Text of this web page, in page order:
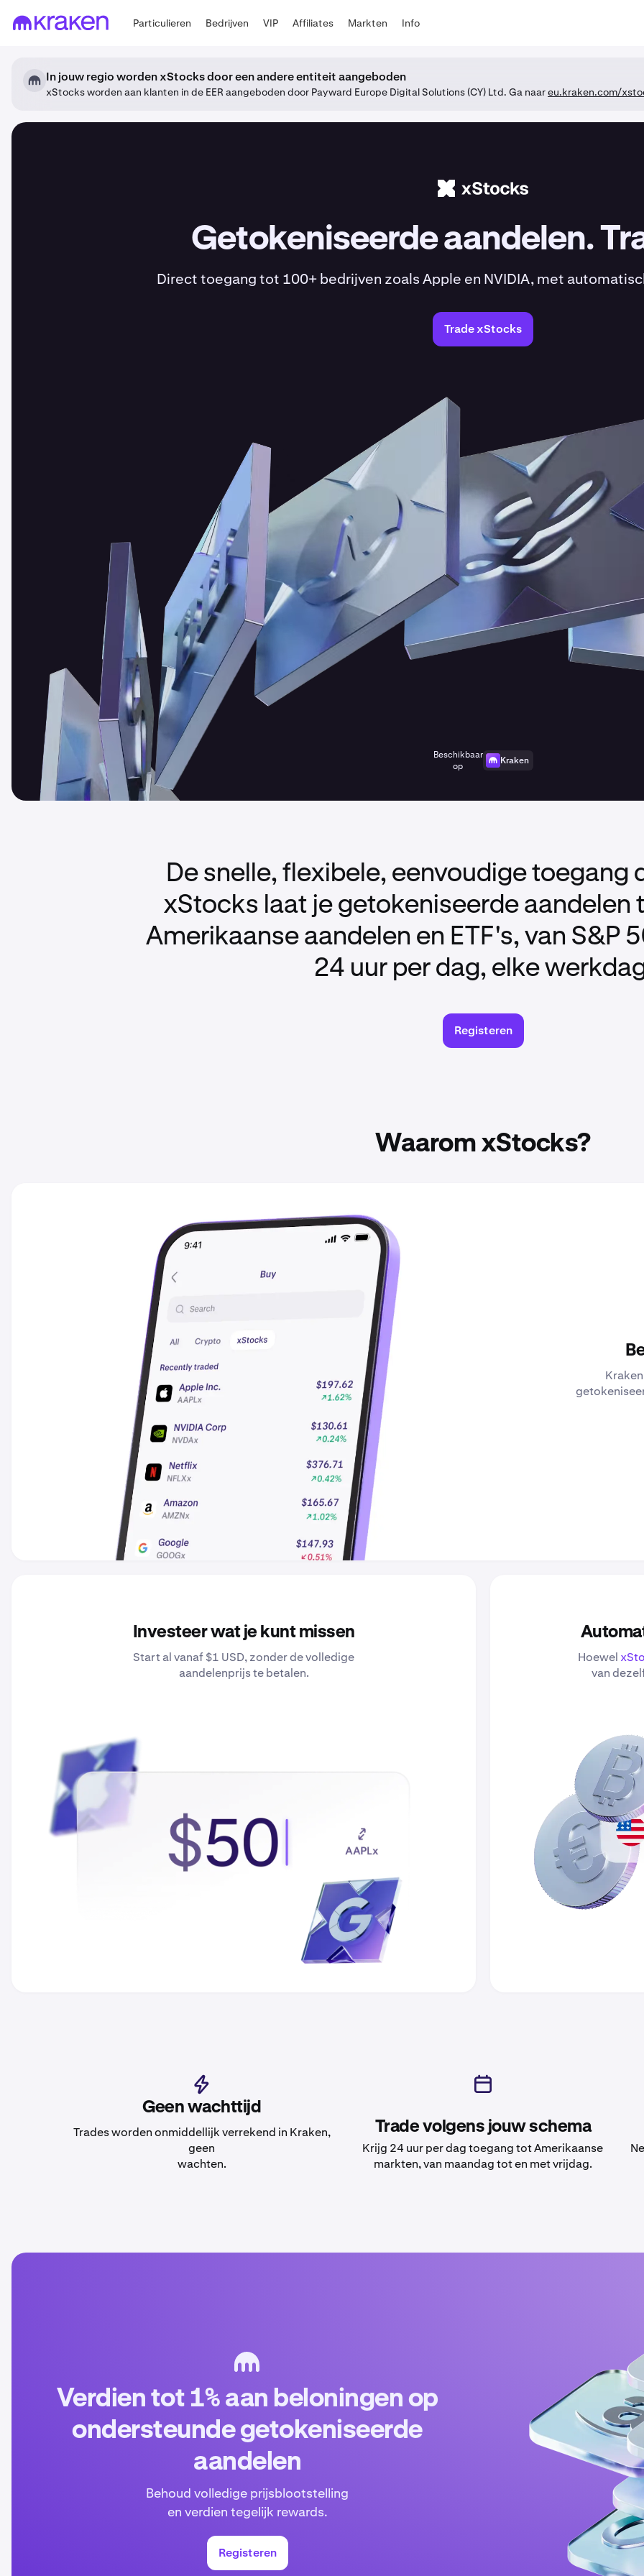
Particulieren Bedrijven VIP Affiliates Markten Info
In jouw regio worden xStocks door een andere entiteit aangeboden
xStocks worden aan klanten in de EER aangeboden door Payward Europe Digital Solutions (CY) Ltd. Ga naareu.kraken.com/
Getokeniseerde aandelen.
Direct toegang tot 100+ bedrijven zoals Apple en NVIDIA, met
Trade xStocks
Beschikbaar
op
Kraken
De snelle, flexibele, eenvoudige toegang
xStocks laat je getokeniseerde aandelen
Amerikaanse aandelen en ETF's, van S&P
24 uur per dag, elke
Registeren
Waarom xStocks?
Investeer wat je kunt missen
Start al vanaf $1 USD, zonder de volledige
aandelenprijs te betalen.
Hoewel
van
Geen wachttijd
Trades worden onmiddellijk verrekend in Kraken,
geen
wachten.
Trade volgens jouw schema
Krijg 24 uur per dag toegang tot Amerikaanse
markten, van maandag tot en met vrijdag.
Verdien tot 1% aan beloningen op
ondersteunde getokeniseerde
aandelen
Behoud volledige prijsblootstelling
en verdien tegelijk rewards.
Registeren